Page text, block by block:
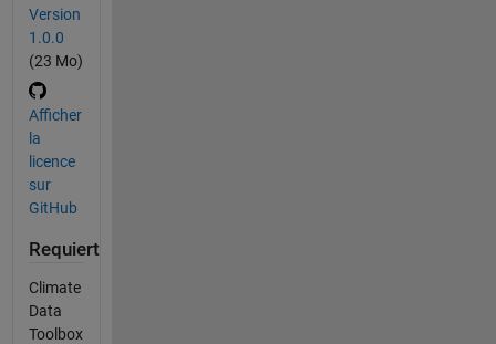
Version
1.0.0
(23 Mo)
Afficher
la
licence
sur
GitHub
Requiert
Climate
Data
Toolbox